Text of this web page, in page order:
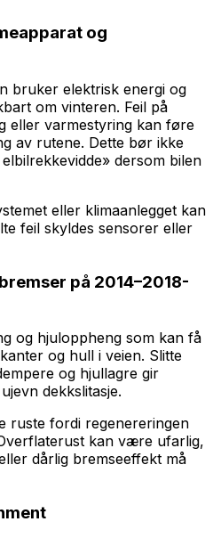
og
bruker elektrisk energi og
om vinteren. Feil på
eller varmestyring kan føre
av rutene. Dette bør ikke
dersom bilen
eller klimaanlegget kan
feil skyldes sensorer eller
på 2014–2018-
og hjuloppheng som kan få
og hull i veien. Slitte
og hjullagre gir
dekkslitasje.
ruste fordi regenereringen
kan være ufarlig,
dårlig bremseeffekt må